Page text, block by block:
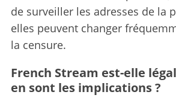
de surveiller les adresses de la
elles peuvent changer
la censure.
French Stream est-elle
en sont les implications ?